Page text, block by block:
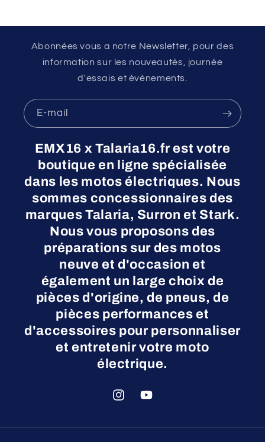
Abonnées vous a notre Newsletter, pour des
information sur les nouveautés, journée
d'essais et évènements.
E-mail
EMX16 x Talaria16.fr est votre
boutique en ligne spécialisée
dans les motos électriques. Nous
sommes concessionnaires des
marques Talaria, Surron et Stark.
Nous vous proposons des
préparations sur des motos
neuve et d'occasion et
également un large choix de
pièces d'origine, de pneus, de
pièces performances et
d'accessoires pour personnaliser
et entretenir votre moto
électrique.
InstagramYouTube